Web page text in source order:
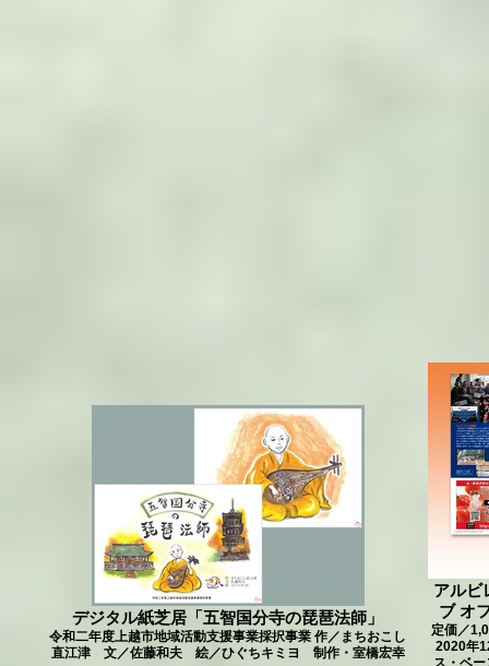
デジタル紙芝居「五智国分寺の琵琶法師」
令和二年度上越市地域活動支援事業採択事業 作／まちおこし
直江津 文／佐藤和夫 絵／ひぐちキミヨ 制作・室橋宏幸
アルビ
ブ オ
定価／
2020年
ス・ベ